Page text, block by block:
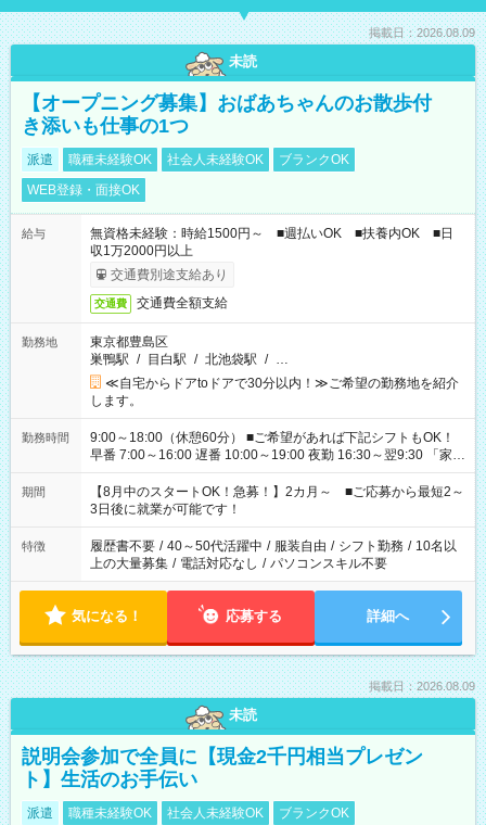
掲載日：2026.08.09
未読
【オープニング募集】おばあちゃんのお散歩付
き添いも仕事の1つ
派遣 職種未経験OK 社会人未経験OK
ブランクOK
WEB登録・面接OK
給与
無資格未経験：時給1500円～ ■週払いOK ■扶養内OK ■日
収1万2000円以上
交通費別途支給あり
交通費 交通費全額支給
勤務地
東京都豊島区
巣鴨駅 / 目白駅 / 北池袋駅 / …
≪自宅からドアtoドアで30分以内！≫ご希望の勤務地を紹介
します。
勤務時間
9:00～18:00（休憩60分） ■ご希望があれば下記シフトもOK！
早番 7:00～16:00 遅番 10:00～19:00 夜勤 16:30～翌9:30 「家族
と休みを合わせたい」 「余裕を持って夕飯の準備がしたい」
「できれば残業はしたくない」 など、ご希望を教えてください
ね。 ※Wワーク希望の方へ 今ご覧のお仕事で希望する勤務時間
と、もう1つのお仕事の勤務時間。 合計で週40時間を超える場
合は応募できません。
期間
【8月中のスタートOK！急募！】2カ月～ ■ご応募から最短2～
3日後に就業が可能です！
特徴 履歴書不要 / 40～50代活躍中 / 服装自由 / シフト勤務 / 10名以
上の大量募集 / 電話対応なし / パソコンスキル不要
気になる！ 応募する 詳細へ
掲載日：2026.08.09
未読
説明会参加で全員に【現金2千円相当プレゼン
ト】生活のお手伝い
派遣 職種未経験OK 社会人未経験OK
ブランクOK